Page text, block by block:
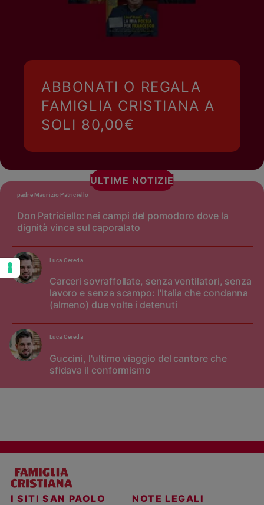
ABBONATI O REGALA
FAMIGLIA CRISTIANA A
SOLI 80,00€
ULTIME NOTIZIE
Don Patriciello: nei campi del pomodoro dove la
dignità vince sul caporalato
padre Maurizio Patriciello
Carceri sovraffollate, senza ventilatori, senza
lavoro e senza scampo: l'Italia che condanna
(almeno) due volte i detenuti
Luca Cereda
Guccini, l'ultimo viaggio del cantore che
sfidava il conformismo
Luca Cereda
I SITI SAN PAOLO NOTE LEGALI